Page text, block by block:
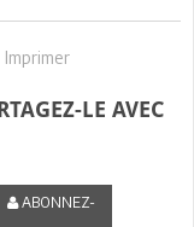
Imprimer
LE AVEC
ABONNEZ-